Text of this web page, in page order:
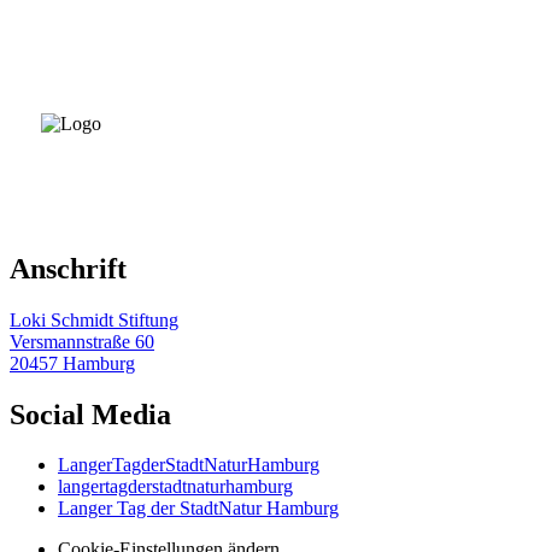
Anschrift
Loki Schmidt Stiftung
Versmannstraße 60
20457 Hamburg
Social Media
LangerTagderStadtNaturHamburg
langertagderstadtnaturhamburg
Langer Tag der StadtNatur Hamburg